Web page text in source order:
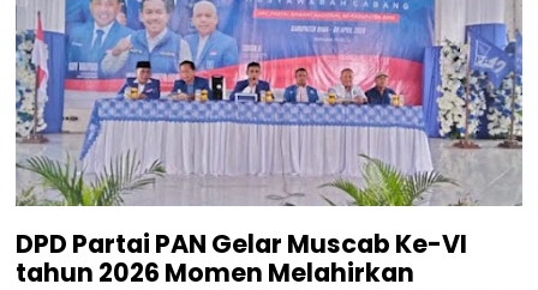
DPD Partai PAN Gelar Muscab Ke-VI
tahun 2026 Momen Melahirkan